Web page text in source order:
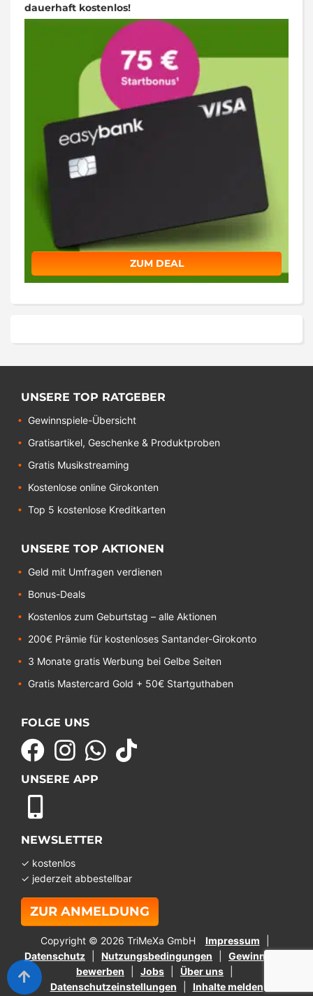
dauerhaft kostenlos!
ZUM DEAL
UNSERE TOP RATGEBER
Gewinnspiele-Übersicht
Gratisartikel, Geschenke & Produktproben
Gratis Musikstreaming
Kostenlose online Girokonten
Top 5 kostenlose Kreditkarten
UNSERE TOP AKTIONEN
Geld mit Umfragen verdienen
Bonus-Deals
Kostenlos zum Geburtstag – alle Aktionen
200€ Prämie für kostenloses Santander-Girokonto
3 Monate gratis Werbung bei Gelbe Seiten
Gratis Mastercard Gold + 50€ Startguthaben
FOLGE UNS
UNSERE APP
NEWSLETTER
✓ kostenlos
✓ jederzeit abbestellbar
ZUR ANMELDUNG
Copyright © 2026 TriMeXa GmbH
Impressum
Datenschutz
Nutzungsbedingungen
Gewinnspiel
bewerben
Jobs
Über uns
Datenschutzeinstellungen
Inhalte melden